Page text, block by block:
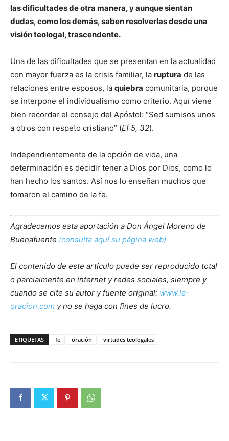
las dificultades de otra manera, y aunque sientan
dudas, como los demás, saben resolverlas desde una
visión teologal, trascendente.
Una de las dificultades que se presentan en la actualidad
con mayor fuerza es la crisis familiar, la ruptura de las
relaciones entre esposos, la quiebra comunitaria, porque
se interpone el individualismo como criterio. Aquí viene
bien recordar el consejo del Apóstol: “Sed sumisos unos
a otros con respeto cristiano” (Ef 5, 32).
Independientemente de la opción de vida, una
determinación es decidir tener a Dios por Dios, como lo
han hecho los santos. Así nos lo enseñan muchos que
tomaron el camino de la fe.
Agradecemos esta aportación a Don Ángel Moreno de
Buenafuente (consulta aquí su página web)
El contenido de este artículo puede ser reproducido total
o parcialmente en internet y redes sociales, siempre y
cuando se cite su autor y fuente original: www.la-
oracion.com y no se haga con fines de lucro.
ETIQUETAS fe oración virtudes teologales